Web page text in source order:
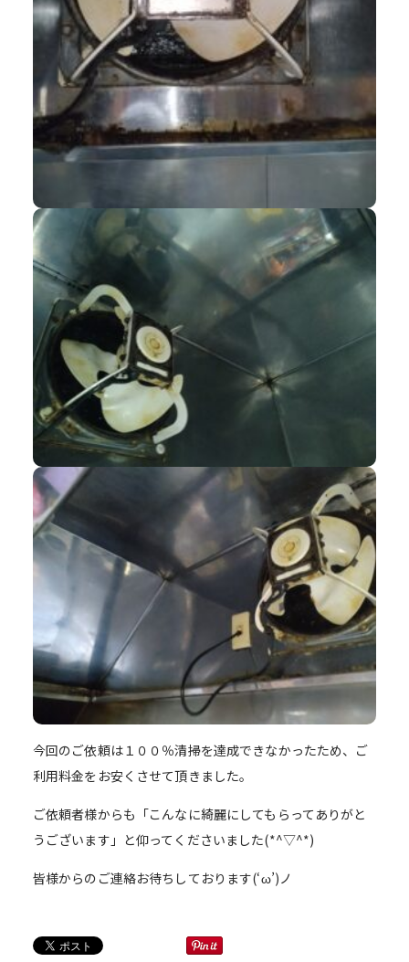
今回のご依頼は１００％清掃を達成できなかったため、ご
利用料金をお安くさせて頂きました。
ご依頼者様からも「こんなに綺麗にしてもらってありがと
うございます」と仰ってくださいました(*^▽^*)
皆様からのご連絡お待ちしております(‘ω’)ノ